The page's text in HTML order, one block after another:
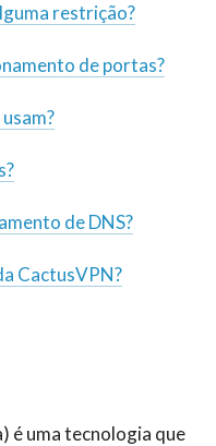
restrição?
de portas?
de DNS?
CactusVPN?
é uma tecnologia que